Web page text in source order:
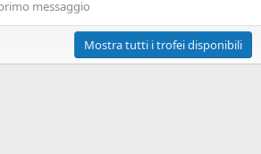
messaggio
Mostra tutti i trofei disponibili